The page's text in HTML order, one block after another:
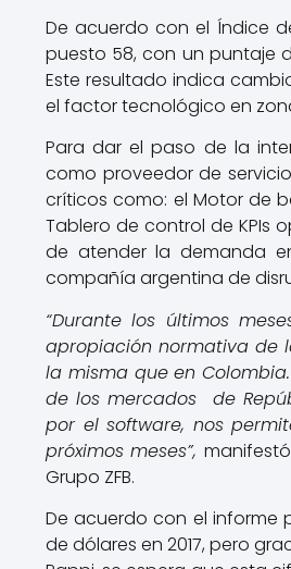
De acuerdo con el Índice
puesto 58, con un puntaje
Este resultado indica
el factor tecnológico en
Para dar el paso de la
como proveedor de
críticos como: el Motor de
Tablero de control de KPIs
de atender la demanda
compañía argentina de
“Durante los últimos
apropiación normativa de
la misma que en
de los mercados de
por el software, nos
próximos meses”,
Grupo ZFB.
De acuerdo con el informe
de dólares en 2017, pero